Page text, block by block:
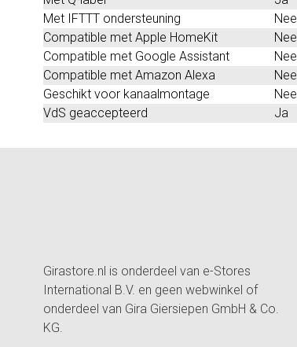
Met IFTTT ondersteuning
Nee
Compatible met Apple HomeKit
Nee
Compatible met Google Assistant
Nee
Compatible met Amazon Alexa
Nee
Geschikt voor kanaalmontage
Nee
VdS geaccepteerd
Ja
Girastore.nl is onderdeel van e-Stores
International B.V. en geen webwinkel of
onderdeel van Gira Giersiepen GmbH & Co.
KG.